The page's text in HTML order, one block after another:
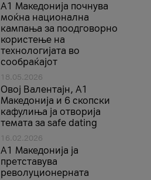
A1 Македонија почнува
моќна национална
кампања за поодговорно
користење на
технологијата во
сообраќајот
18.05.2026
Овој Валентајн, A1
Македонија и 6 скопски
кафулиња ја отворија
темата за safe dating
16.02.2026
А1 Македонија ја
претставува
револуционерната